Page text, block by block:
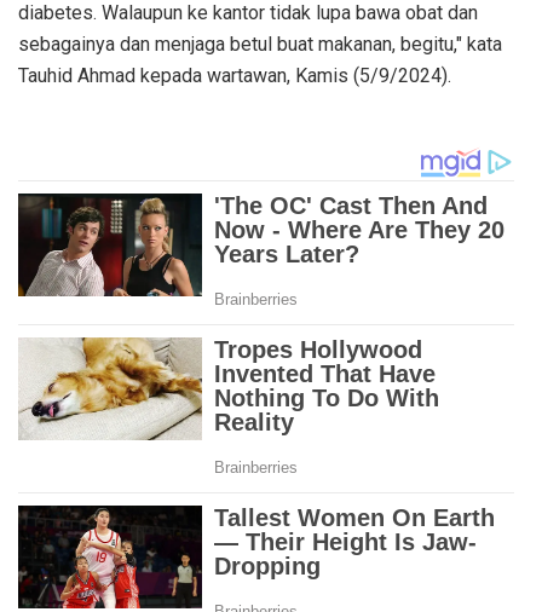
diabetes. Walaupun ke kantor tidak lupa bawa obat dan
sebagainya dan menjaga betul buat makanan, begitu," kata
Tauhid Ahmad kepada wartawan, Kamis (5/9/2024).